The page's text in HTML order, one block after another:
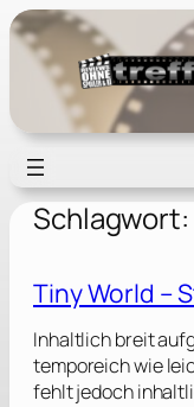
Zum
Inhalt
springen
Schlagwort:
Tiny World –
Inhaltlich breit
temporeich wie
fehlt jedoch